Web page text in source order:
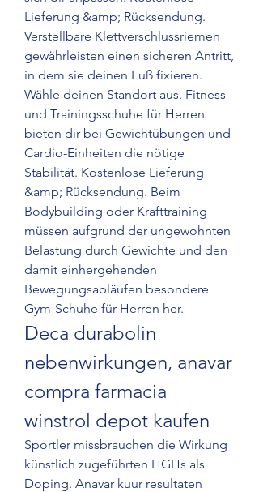
Lieferung &amp; Rücksendung.
Verstellbare Klettverschlussriemen
gewährleisten einen sicheren Antritt,
in dem sie deinen Fuß fixieren.
Wähle deinen Standort aus. Fitness-
und Trainingsschuhe für Herren
bieten dir bei Gewichtübungen und
Cardio-Einheiten die nötige
Stabilität. Kostenlose Lieferung
&amp; Rücksendung. Beim
Bodybuilding oder Krafttraining
müssen aufgrund der ungewohnten
Belastung durch Gewichte und den
damit einhergehenden
Bewegungsabläufen besondere
Gym-Schuhe für Herren her.
Deca durabolin
nebenwirkungen, anavar
compra farmacia
winstrol depot kaufen
Sportler missbrauchen die Wirkung
künstlich zugeführten HGHs als
Doping. Anavar kuur resultaten